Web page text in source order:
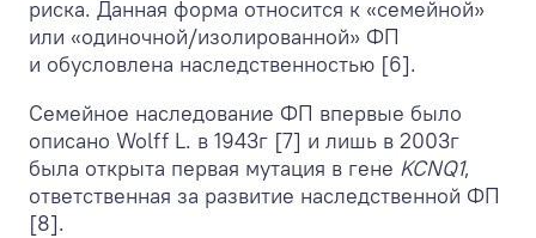
риска. Данная форма относится к «семейной»
или «одиночной/изолированной» ФП
и обусловлена наследственностью [6].
Семейное наследование ФП впервые было
описано Wolff L. в 1943г [7] и лишь в 2003г
была открыта первая мутация в гене KCNQ1,
ответственная за развитие наследственной ФП
[8].